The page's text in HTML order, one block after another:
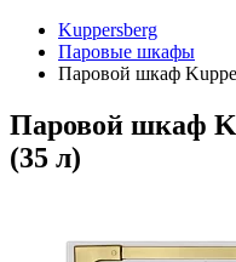
Kuppersberg
Паровые шкафы
Паровой шкаф
Паровой шкаф
(35 л)